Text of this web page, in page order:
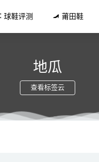
球鞋评测 莆田鞋
地瓜
查看标签云